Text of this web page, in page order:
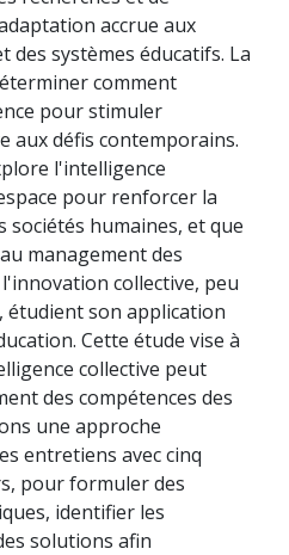
accrue aux
des systèmes éducatifs. La
comment
pour stimuler
aux défis contemporains.
l'intelligence
pour renforcer la
sociétés humaines, et que
management des
collective, peu
étudient son application
Cette étude vise à
collective peut
des compétences des
une approche
entretiens avec cinq
pour formuler des
identifier les
solutions afin